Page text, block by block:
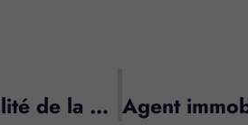
Omission d’une mention obligatoire = nullité de la cession de fonds de commerce ?